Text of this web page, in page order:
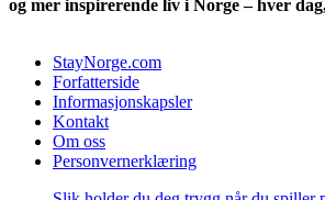
og mer inspirerende liv i Norge – hver
StayNorge.com
Forfatterside
Informasjonskapsler
Kontakt
Om oss
Personvernerklæring